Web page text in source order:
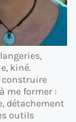
kiné.
construire
me former :
détachement
outils